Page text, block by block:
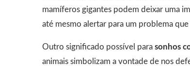
mamíferos gigantes podem deixar uma
até mesmo alertar para um problema
Outro significado possível para sonhos
animais simbolizam a vontade de nos